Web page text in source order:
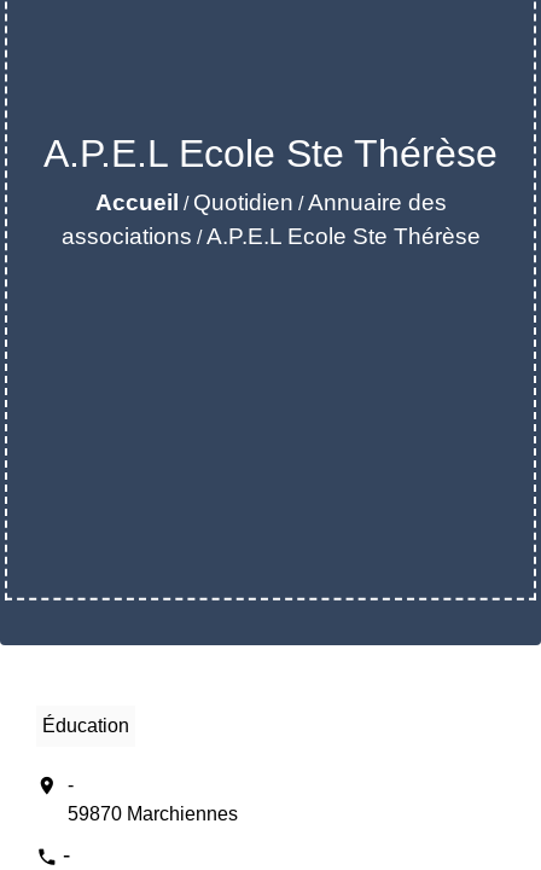
A.P.E.L Ecole Ste Thérèse
Accueil / Quotidien /Annuaire des
associations /A.P.E.L Ecole Ste Thérèse
Éducation
location_on
-
59870 Marchiennes
phone -